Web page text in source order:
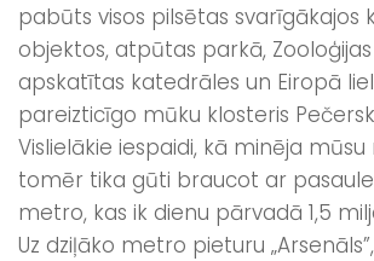
pabūts visos pilsētas svarīgākajos
objektos, atpūtas parkā,
apskatītas katedrāles un Eiropā
pareizticīgo mūku klosteris
Vislielākie iespaidi, kā minēja
tomēr tika gūti braucot ar
metro, kas ik dienu pārvadā 1,5
Uz dziļāko metro pieturu